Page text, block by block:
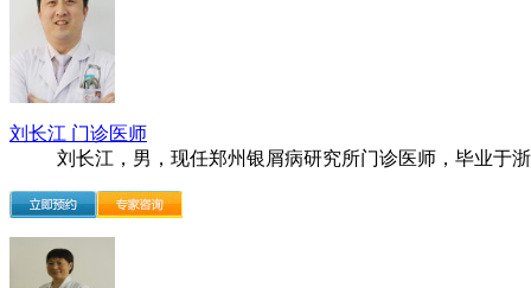
刘长江 门诊医师
刘长江，男，现任郑州银屑病研究所门诊医师，毕业于